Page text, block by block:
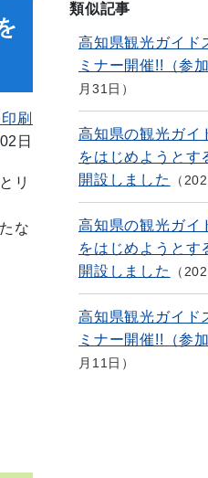
刷
日
リ
な
類似記事
高知県観光ガイド
ミナー開催!!（参
月31日
高知県の観光ガイ
をはじめようとす
開設しました
高知県の観光ガイ
をはじめようとす
開設しました
高知県観光ガイド
ミナー開催!!（参
月11日